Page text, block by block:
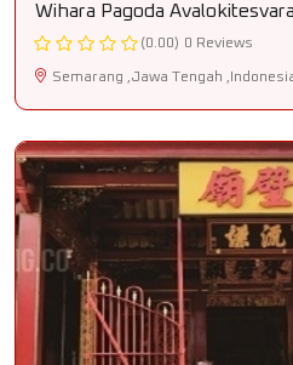
Wihara Pagoda
(0.00) 0 Reviews
Semarang ,Jawa Tengah